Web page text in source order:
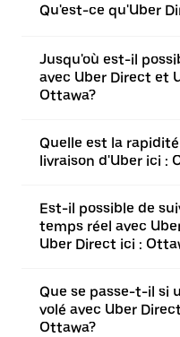
Qu'est-ce qu'Uber
Jusqu'où est-il
avec Uber Direct et
Ottawa?
Quelle est la
livraison d'Uber ici :
Est-il possible de
temps réel avec
Uber Direct ici :
Que se passe-t-il si
volé avec Uber
Ottawa?